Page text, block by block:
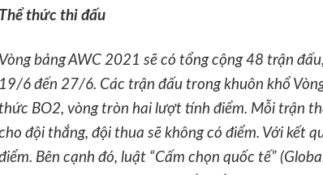
Thể thức thi đấu
Vòng bảng AWC 2021 sẽ có tổng cộng 48 trận
19/6 đến 27/6. Các trận đấu trong khuôn khổ
BO2, vòng tròn hai lượt tính điểm. Mỗi trận
đội thắng, đội thua sẽ không có điểm. Với kết
Bên cạnh đó, luật “Cấm chọn quốc tế”